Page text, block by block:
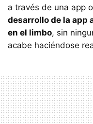
a través de una app
desarrollo de la app
en el limbo, sin
acabe haciéndose